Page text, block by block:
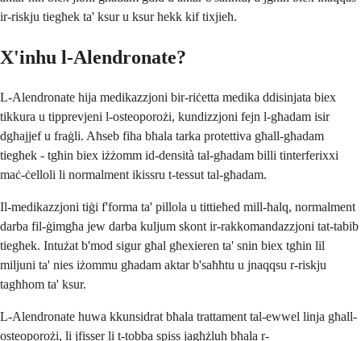
ir-riskju tiegħek ta' ksur u ksur hekk kif tixjieħ.
X'inhu l-Alendronate?
L-Alendronate hija medikazzjoni bir-riċetta medika ddisinjata biex
tikkura u tipprevjeni l-osteoporożi, kundizzjoni fejn l-għadam isir
dgħajjef u fraġli. Aħseb fiha bħala tarka protettiva għall-għadam
tiegħek - tgħin biex iżżomm id-densità tal-għadam billi tinterferixxi
maċ-ċelloli li normalment ikissru t-tessut tal-għadam.
Il-medikazzjoni tiġi f'forma ta' pillola u tittieħed mill-ħalq, normalment
darba fil-ġimgħa jew darba kuljum skont ir-rakkomandazzjoni tat-tabib
tiegħek. Intużat b'mod sigur għal għexieren ta' snin biex tgħin lil
miljuni ta' nies iżommu għadam aktar b'saħħtu u jnaqqsu r-riskju
tagħhom ta' ksur.
L-Alendronate huwa kkunsidrat bħala trattament tal-ewwel linja għall-
osteoporożi, li jfisser li t-tobba spiss jagħżluh bħala r-